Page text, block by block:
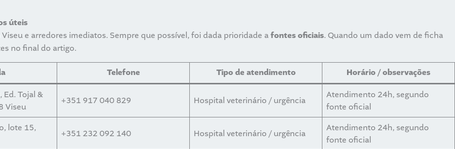
úteis
e arredores imediatos. Sempre que possível, foi dada prioridade a fontes oficiais. Quando um dado vem de ficha
no final do artigo.
Telefone Tipo de atendimento Horário / observações
Ed. Tojal &
Viseu
+351 917 040 829 Hospital veterinário / urgência
Atendimento 24h, segundo
fonte oficial
lote 15,
+351 232 092 140 Hospital veterinário / urgência
Atendimento 24h, segundo
fonte oficial